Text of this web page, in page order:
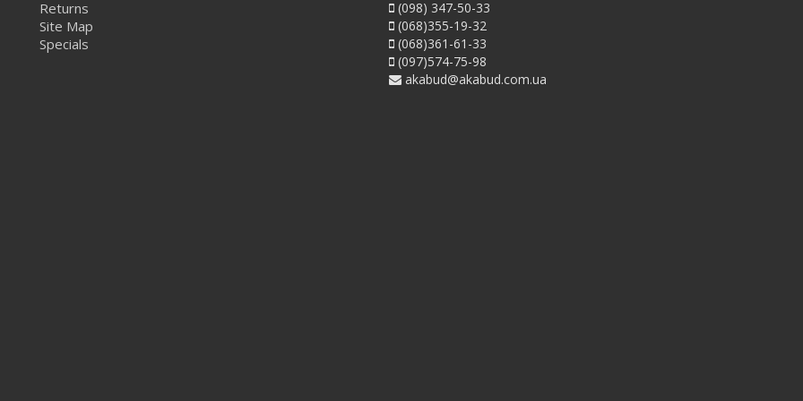
Returns
Site Map
Specials
(098) 347-50-33
(068)355-19-32
(068)361-61-33
(097)574-75-98
akabud@akabud.com.ua